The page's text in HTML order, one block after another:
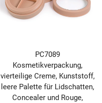
PC7089
Kosmetikverpackung,
vierteilige Creme, Kunststoff,
leere Palette für Lidschatten,
Concealer und Rouge,